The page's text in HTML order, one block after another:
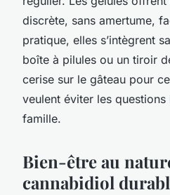
discrète, sans amertume,
pratique, elles s’intègrent
boîte à pilules ou un tiroir
cerise sur le gâteau pour
veulent éviter les questions
famille.
Bien-être au
cannabidiol